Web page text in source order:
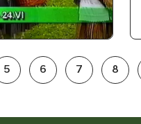
5 6 7 8